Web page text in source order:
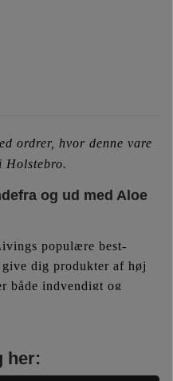
ordrer, hvor denne vare
Holstebro.
og ud med Aloe
populære best-
give dig produkter af høj
både indvendigt og
her: